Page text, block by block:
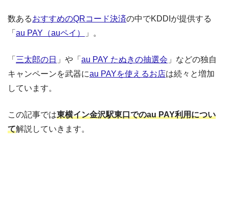
数あるおすすめのQRコード決済の中でKDDIが提供する
「 au PAY（auペイ） 」。
「 三太郎の日 」や「 au PAY たぬきの抽選会 」などの独自
キャンペーンを武器にau PAYを使えるお店は続々と増加
しています。
この記事では東横イン金沢駅東口でのau PAY利用につい
て解説していきます。